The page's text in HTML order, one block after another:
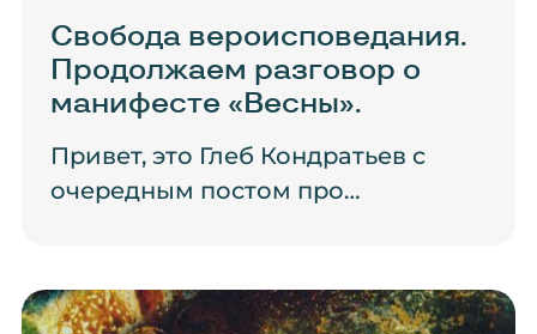
Свобода вероисповедания.
Продолжаем разговор о
манифесте «Весны».
Привет, это Глеб Кондратьев с
очередным постом про…